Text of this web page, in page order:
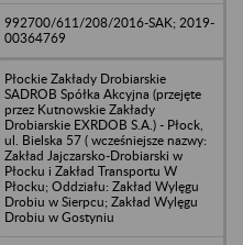
992700/611/208/2016-SAK; 2019-
00364769
Płockie Zakłady Drobiarskie
SADROB Spółka Akcyjna (przejęte
przez Kutnowskie Zakłady
Drobiarskie EXRDOB S.A.) - Płock,
ul. Bielska 57 ( wcześniejsze nazwy:
Zakład Jajczarsko-Drobiarski w
Płocku i Zakład Transportu W
Płocku; Oddziału: Zakład Wylęgu
Drobiu w Sierpcu; Zakład Wylęgu
Drobiu w Gostyniu